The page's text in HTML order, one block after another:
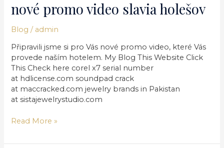
nové promo video slavia holešov
Blog / admin
Připravili jsme si pro Vás nové promo video, které Vás
provede naším hotelem. My Blog This Website Click
This Check here corel x7 serial number
at hdlicense.com soundpad crack
at maccracked.com jewelry brands in Pakistan
at sistajewelrystudio.com
Read More »